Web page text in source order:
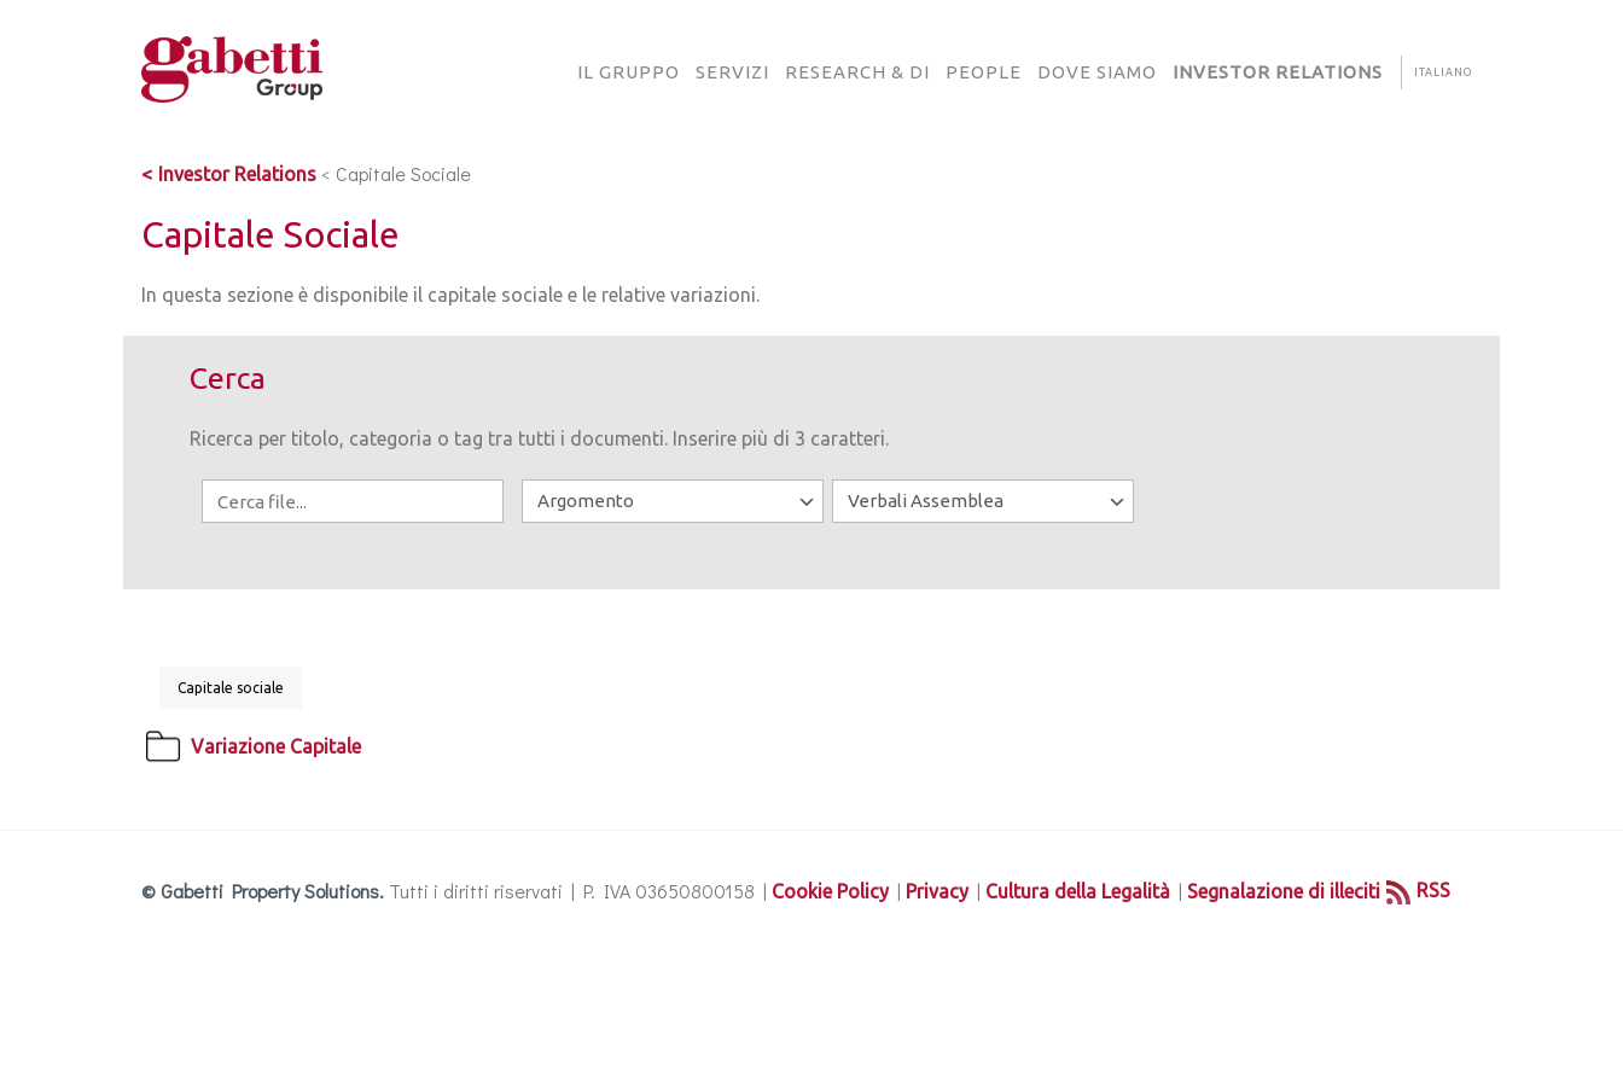
IL GRUPPO SERVIZI RESEARCH & DI PEOPLE DOVE SIAMO INVESTOR RELATIONS ITALIANO
Investor Relations < Capitale Sociale
Capitale Sociale
In questa sezione è disponibile il capitale sociale e le relative variazioni.
Cerca
Ricerca per titolo, categoria o tag tra tutti i documenti. Inserire più di 3 caratteri.
Capitale sociale
Variazione Capitale
© Gabetti Property Solutions. Tutti i diritti riservati | P. IVA 03650800158 | Cookie Policy| Privacy| Cultura della Legalità | Segnalazione di illeciti RSS